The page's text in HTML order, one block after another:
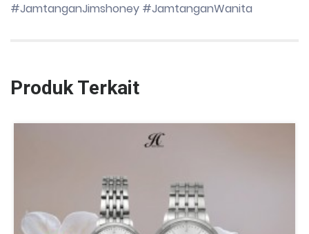
#JamtanganJimshoney #JamtanganWanita
Produk Terkait